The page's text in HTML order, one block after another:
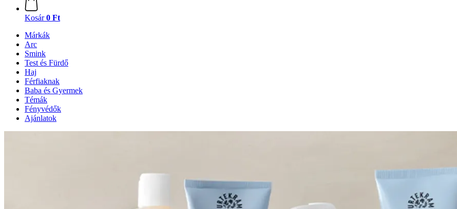
Kosár 0 Ft
Márkák
Arc
Smink
Test és Fürdő
Haj
Férfiaknak
Baba és Gyermek
Témák
Fényvédők
Ajánlatok